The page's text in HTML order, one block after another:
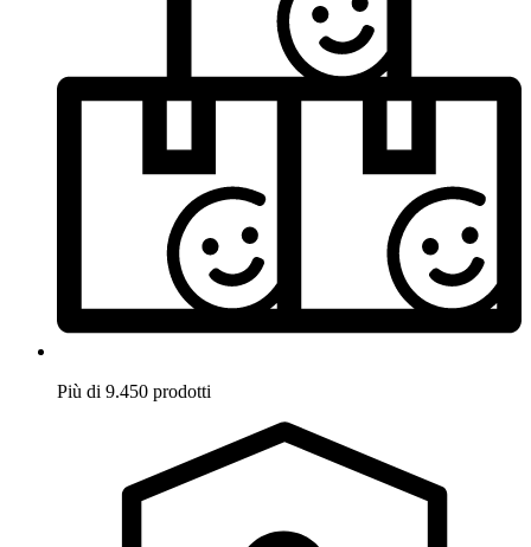
Più di 9.450 prodotti